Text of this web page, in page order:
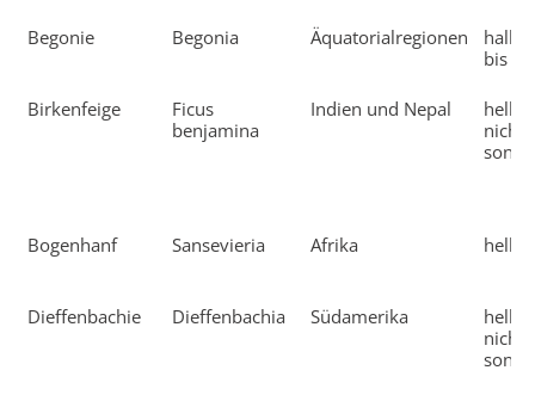
Begonie Begonia Äquatorialregionen
bis
Birkenfeige
Ficus
benjamina
Indien und Nepal
hell,
nicht
Bogenhanf Sansevieria Afrika hell
Dieffenbachie Dieffenbachia Südamerika
hell,
nicht